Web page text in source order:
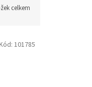
celkem
101785